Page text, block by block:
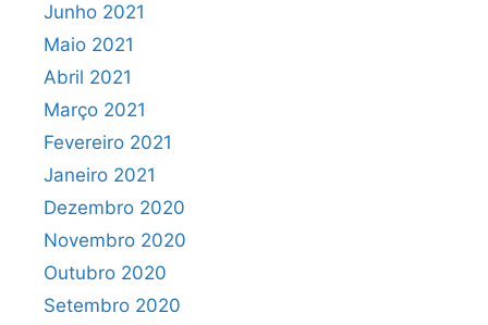
Junho 2021
Maio 2021
Abril 2021
Março 2021
Fevereiro 2021
Janeiro 2021
Dezembro 2020
Novembro 2020
Outubro 2020
Setembro 2020